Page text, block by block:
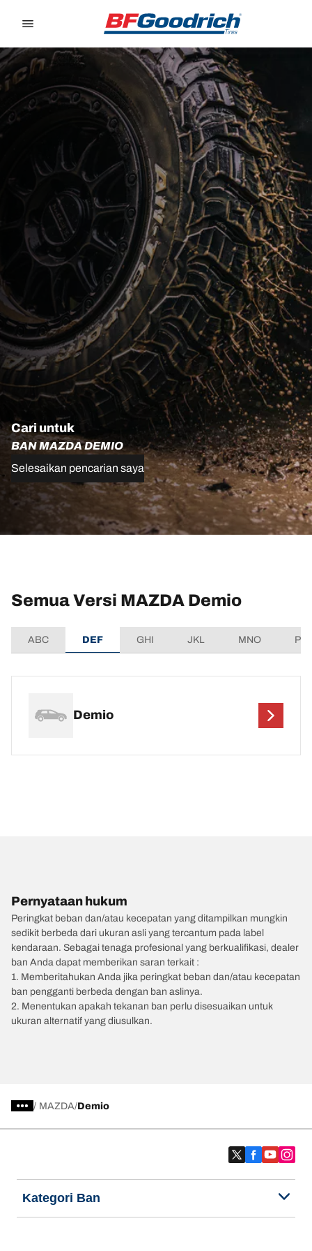
Cari untuk
BAN MAZDA DEMIO
Selesaikan pencarian saya
Semua Versi MAZDA Demio
ABC DEF GHI JKL MNO
Demio
Pernyataan hukum
Peringkat beban dan/atau kecepatan yang ditampilkan mungkin
sedikit berbeda dari ukuran asli yang tercantum pada label
kendaraan. Sebagai tenaga profesional yang berkualifikasi, dealer
ban Anda dapat memberikan saran terkait :
1. Memberitahukan Anda jika peringkat beban dan/atau kecepatan
ban pengganti berbeda dengan ban aslinya.
2. Menentukan apakah tekanan ban perlu disesuaikan untuk
ukuran alternatif yang diusulkan.
/ MAZDA Demio
Kategori Ban